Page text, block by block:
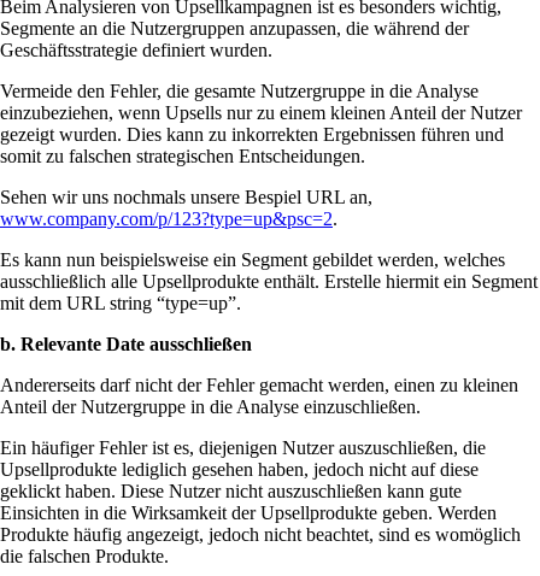
Beim Analysieren von Upsellkampagnen ist es besonders wichtig,
Segmente an die Nutzergruppen anzupassen, die während der
Geschäftsstrategie definiert wurden.
Vermeide den Fehler, die gesamte Nutzergruppe in die Analyse
einzubeziehen, wenn Upsells nur zu einem kleinen Anteil der Nutzer
gezeigt wurden. Dies kann zu inkorrekten Ergebnissen führen und
somit zu falschen strategischen Entscheidungen.
Sehen wir uns nochmals unsere Bespiel URL an,
www.company.com/p/123?type=up&psc=2.
Es kann nun beispielsweise ein Segment gebildet werden, welches
ausschließlich alle Upsellprodukte enthält. Erstelle hiermit ein Segment
mit dem URL string “type=up”.
b. Relevante Date ausschließen
Andererseits darf nicht der Fehler gemacht werden, einen zu kleinen
Anteil der Nutzergruppe in die Analyse einzuschließen.
Ein häufiger Fehler ist es, diejenigen Nutzer auszuschließen, die
Upsellprodukte lediglich gesehen haben, jedoch nicht auf diese
geklickt haben. Diese Nutzer nicht auszuschließen kann gute
Einsichten in die Wirksamkeit der Upsellprodukte geben. Werden
Produkte häufig angezeigt, jedoch nicht beachtet, sind es womöglich
die falschen Produkte.